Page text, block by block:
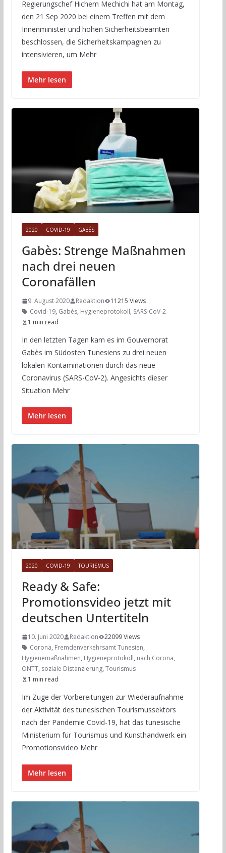
Regierungschef Hichem Mechichi hat am Montag,
den 21 Sep 2020 bei einem Treffen mit dem
Innenminister und hohen Sicherheitsbeamten
beschlossen, die Sicherheitskampagnen zu
intensivieren, um Mehr
Mehr lesen
2020 COVID-19 GABÉS
Gabès: Strenge Maßnahmen
nach drei neuen
Coronafällen
9. August 2020 Redaktion
11215 Views
Covid-19, Gabés, Hygieneprotokoll, SARS-CoV-2
1 min read
In den letzten Tagen kam es im Gouvernorat
Gabès im Südosten Tunesiens zu drei neuen
lokalen Kontaminationen durch das neue
Coronavirus (SARS-CoV-2). Angesichts dieser
Situation Mehr
Mehr lesen
2020 COVID-19 TOURISMUS
Ready & Safe:
Promotionsvideo jetzt mit
deutschen Untertiteln
10. Juni 2020 Redaktion
22099 Views
Corona, Fremdenverkehrsamt Tunesien,
Hygienemaßnahmen, Hygieneprotokoll, nach Corona,
ONTT, soziale Distanzierung, Tourismus
1 min read
Im Zuge der Vorbereitungen zur Wiederaufnahme
der Aktivität des tunesischen Tourismussektors
nach der Pandemie Covid-19, hat das tunesische
Ministerium für Tourismus und Kunsthandwerk ein
Promotionsvideo Mehr
Mehr lesen